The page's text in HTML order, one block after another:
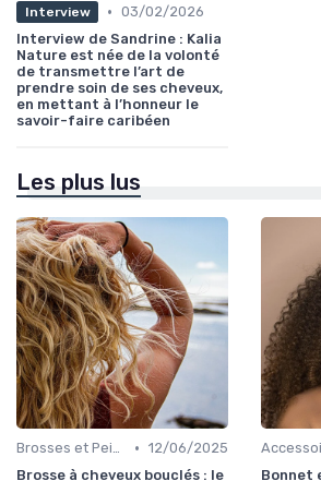
Interview • 03/02/2026
Interview de Sandrine : Kalia
Nature est née de la volonté
de transmettre l’art de
prendre soin de ses cheveux,
en mettant à l’honneur le
savoir-faire caribéen
Les plus lus
Brosses et Peignes Spéciaux • 12/06/2025
Brosse à cheveux bouclés : le
Bonnet